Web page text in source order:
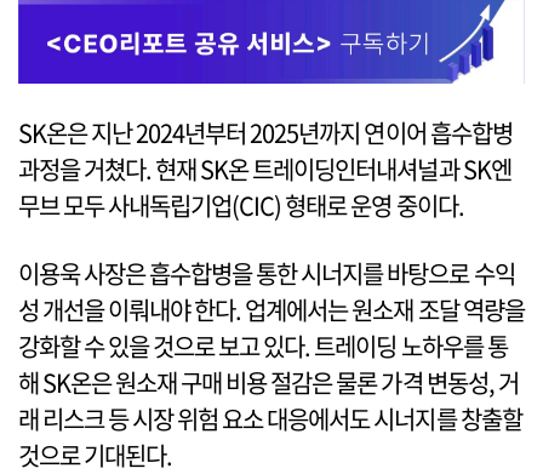
SK온은 지난 2024년부터 2025년까지 연이어 흡수합병
과정을 거쳤다. 현재 SK온 트레이딩인터내셔널과 SK엔
무브 모두 사내독립기업(CIC) 형태로 운영 중이다.
이용욱 사장은 흡수합병을 통한 시너지를 바탕으로 수익
성 개선을 이뤄내야 한다. 업계에서는 원소재 조달 역량을
강화할 수 있을 것으로 보고 있다. 트레이딩 노하우를 통
해 SK온은 원소재 구매 비용 절감은 물론 가격 변동성, 거
래 리스크 등 시장 위험 요소 대응에서도 시너지를 창출할
것으로 기대된다.